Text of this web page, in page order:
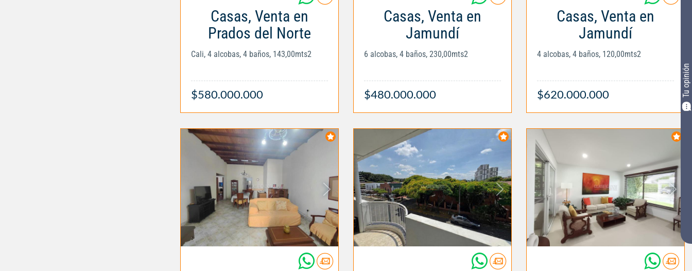
Tu opinión
Casas, Venta en
Prados del Norte
Cali, 4 alcobas, 4 baños, 143,00mts2
$580.000.000
Casas, Venta en
Jamundí
6 alcobas, 4 baños, 230,00mts2
$480.000.000
Casas, Venta en
Jamundí
4 alcobas, 4 baños, 120,00mts2
$620.000.000